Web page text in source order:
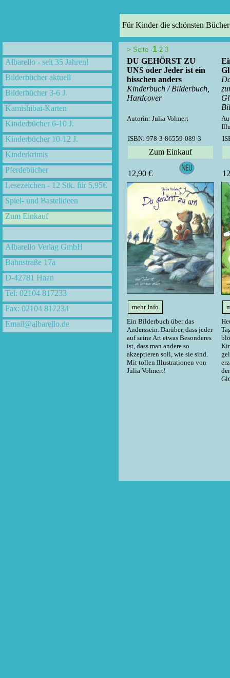
Für Kinder die schönsten Bücher
Albarello - seit 35 Jahren!
Bilderbücher aktuell
Bilderbücher 3-6 J.
Kamishibai-Karten
Kinderbücher 6-10 J.
Kinderbücher 10-12 J.
Kinderkrimis
Pferdebücher
Lesezeichen - 12 Stk. für 5,95€
Spiel- und Bastelideen
Zum Einkauf
Albarello Verlag GmbH
Bahnstraße 17a
D-42781 Haan
Tel: 02104 817233
Fax: 02104 817234
Email@albarello.de
> Seite ·1·2·3
DU GEHÖRST ZU
UNS oder Jeder ist ein
bisschen anders
Kinderbuch / Bilderbuch,
Hardcover
Autorin: Julia Volmert
ISBN: 978-3-86559-089-3
Zum Einkauf
12,90 €
mehr Info
Ein Bilderbuch über das
Anderssein. Darüber, dass jeder
auf seine Art etwas Besonderes
ist, dass man andere so
akzeptieren soll, wie sie sind.
Mit tollen Illustrationen von
Julia Volmert!